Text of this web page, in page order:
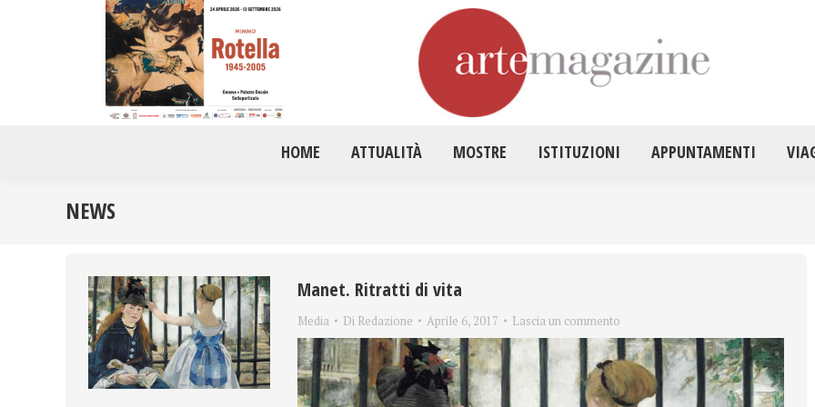
HOME ATTUALITÀ MOSTRE ISTITUZIONI APPUNTAMENTI
NEWS
Manet. Ritratti di vita
Media Di Redazione Aprile 6, 2017 Lascia un commento
HOME